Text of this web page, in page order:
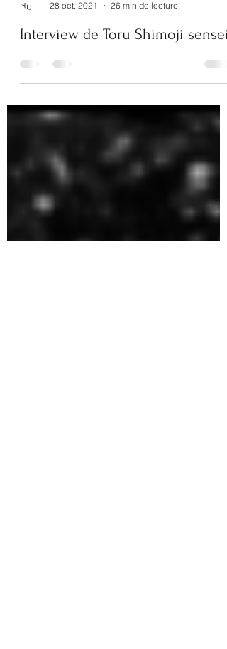
28 oct. 2021
26 min de lecture
Interview de Toru Shimoji sensei